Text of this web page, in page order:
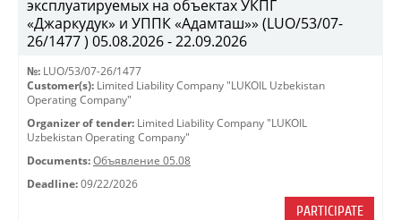
эксплуатируемых на объектах УКПГ
«Джаркудук» и УППК «Адамташ»» (LUO/53/07-
26/1477 ) 05.08.2026 - 22.09.2026
№: LUO/53/07-26/1477
Customer(s): Limited Liability Company "LUKOIL Uzbekistan
Operating Company"
Organizer of tender: Limited Liability Company "LUKOIL
Uzbekistan Operating Company"
Documents: Объявление 05.08
Deadline: 09/22/2026
PARTICIPATE